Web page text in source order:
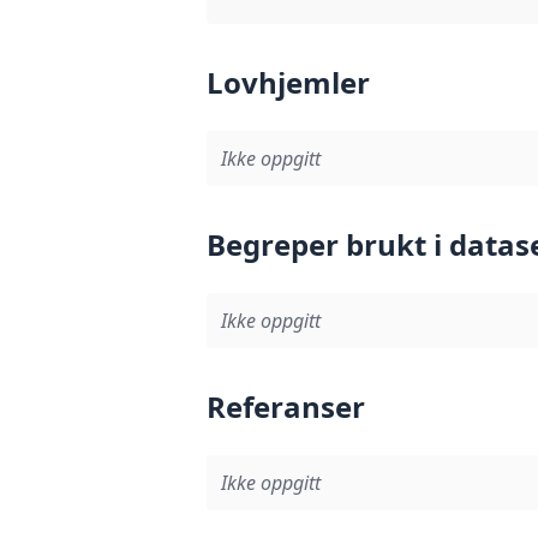
Lovhjemler
Ikke oppgitt
Begreper brukt i
Ikke oppgitt
Referanser
Ikke oppgitt